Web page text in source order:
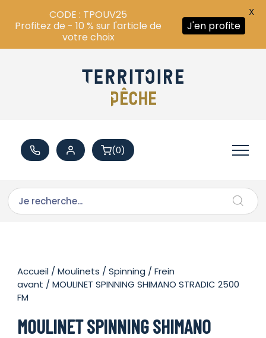
(0)
Accueil /Moulinets /Spinning /Frein
avant / MOULINET SPINNING SHIMANO STRADIC 2500
FM
MOULINET SPINNING SHIMANO
CODE : TPOUV25
Profitez de - 10 % sur l'article de
votre choix
J'en profite
X